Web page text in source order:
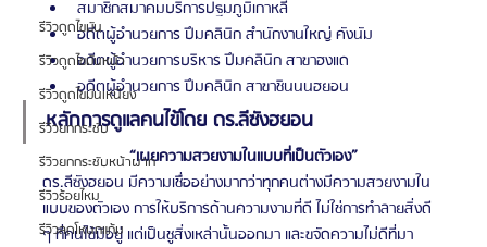
รีวิวดูดไขมัน
รีวิวดูดไขมันหน้า
รีวิวดูดไขมันเหนียง
รีวิวยกกระชับ
รีวิวยกกระชับหน้าผาก
รีวิวร้อยไหม
รีวิวลดโหนกแก้ม
สมาชิกสมาคมบริการปฐมภูมิเกาหลี
อดีตผู้อำนวยการ ปึมคลินิก สำนักงานใหญ่ คังนัม
อดีตผู้อำนวยการบริหาร ปึมคลินิก สาขาฮงแด
อดีตผู้อำนวยการ ปึมคลินิก สาขาชินนนฮยอน
หลักการดูแลคนไข้โดย ดร.ลีซังฮยอน
“เผยความสวยงามในแบบที่เป็นตัวเอง”
ดร.ลีซังฮยอน มีความเชื่ออย่างมากว่าทุกคนต่างมีความสวยงามใน
แบบของตัวเอง การให้บริการด้านความงามที่ดี ไม่ใช่การทำลายสิ่งดี
ๆ ที่คนไข้มีอยู่ แต่เป็นชูสิ่งเหล่านั้นออกมา และขจัดความไม่ดีที่มา